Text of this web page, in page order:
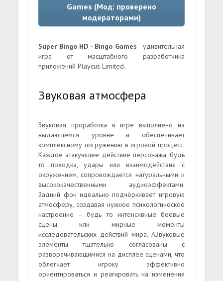
Games (Мод: проверено
модераторами)
Super Bingo HD - Bingo Games - удивительная
игра от масштабного разработчика
приложений Playcus Limited.
Звуковая атмосфера
Звуковая проработка в игре выполнено на
выдающемся уровне и обеспечивает
комплексному погружению в игровой процесс.
Каждое атакующее действие персонажа, будь
то походка, удары или взаимодействия с
окружением, сопровождается натуральными и
высококачественными аудиоэффектами.
Задний фон идеально подчёркивает игровую
атмосферу, создавая нужное психологическое
настроение – будь то интенсивные боевые
сцены или мирные моменты
исследовательских действий мира. АЗвуковые
элементы тщательно согласованы с
разворачивающимися на дисплее сценами, что
облегчает игроку эффективно
ориентироваться и реагировать на изменения